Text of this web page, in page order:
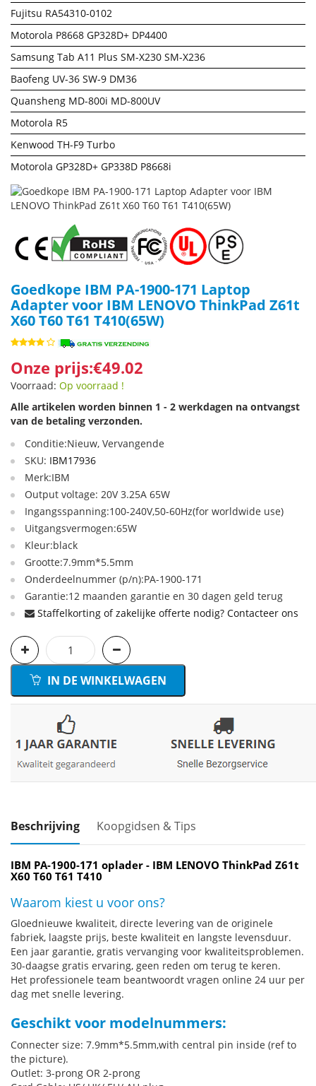
Fujitsu RA54310-0102
Motorola P8668 GP328D+ DP4400
Samsung Tab A11 Plus SM-X230 SM-X236
Baofeng UV-36 SW-9 DM36
Quansheng MD-800i MD-800UV
Motorola R5
Kenwood TH-F9 Turbo
Motorola GP328D+ GP338D P8668i
Goedkope IBM PA-1900-171 Laptop
Adapter voor IBM LENOVO ThinkPad Z61t
X60 T60 T61 T410(65W)
Onze prijs:€49.02
Voorraad: Op voorraad !
Alle artikelen worden binnen 1 - 2 werkdagen na ontvangst
van de betaling verzonden.
Conditie:Nieuw, Vervangende
SKU: IBM17936
Merk:IBM
Output voltage: 20V 3.25A 65W
Ingangsspanning:100-240V,50-60Hz(for worldwide use)
Uitgangsvermogen:65W
Kleur:black
Grootte:7.9mm*5.5mm
Onderdeelnummer (p/n):PA-1900-171
Garantie:12 maanden garantie en 30 dagen geld terug
Staffelkorting of zakelijke offerte nodig? Contacteer ons
IN DE WINKELWAGEN
Beschrijving Koopgidsen & Tips
IBM PA-1900-171 oplader - IBM LENOVO ThinkPad Z61t
X60 T60 T61 T410
Waarom kiest u voor ons?
Gloednieuwe kwaliteit, directe levering van de originele
fabriek, laagste prijs, beste kwaliteit en langste levensduur.
Een jaar garantie, gratis vervanging voor kwaliteitsproblemen.
30-daagse gratis ervaring, geen reden om terug te keren.
Het professionele team beantwoordt vragen online 24 uur per
dag met snelle levering.
Geschikt voor modelnummers:
Connecter size: 7.9mm*5.5mm,with central pin inside (ref to
the picture).
Outlet: 3-prong OR 2-prong